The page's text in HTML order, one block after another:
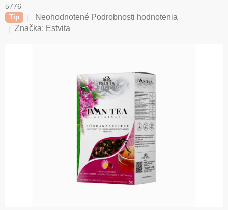
5776
Tip
Priemerné
hodnotenie
hviezdičiek.
Neohodnotené Podrobnosti hodnotenia
Značka: Estvita